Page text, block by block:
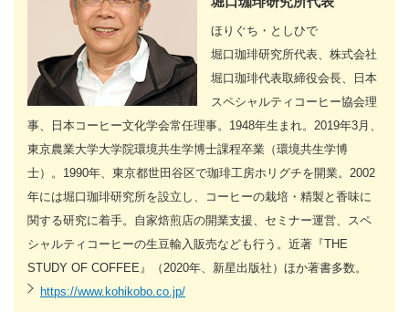
ほりぐち・としひで
堀口珈琲研究所代表、株式会社
堀口珈琲代表取締役会長、日本
スペシャルティコーヒー協会理
事、日本コーヒー文化学会常任理事。1948年生まれ。2019年3月、
東京農業大学大学院環境共生学博士課程卒業（環境共生学博
士）。1990年、東京都世田谷区で珈琲工房ホリグチを開業。2002
年には堀口珈琲研究所を設立し、コーヒーの栽培・精製と香味に
関する研究に着手。自家焙煎店の開業支援、セミナー運営、スペ
シャルティコーヒーの生豆輸入販売なども行う。近著『THE
STUDY OF COFFEE』（2020年、新星出版社）ほか著書多数。
https://www.kohikobo.co.jp/